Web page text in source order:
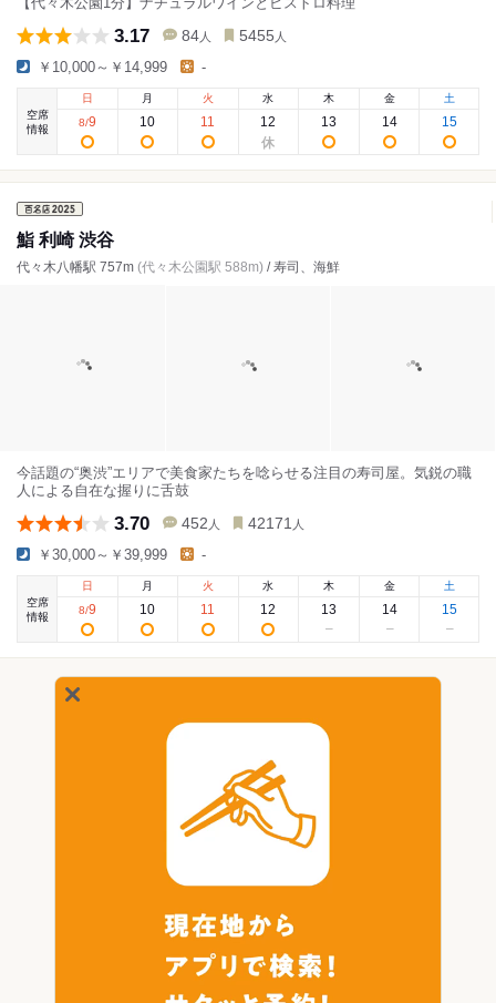
3.17 84 人 5455 人
￥10,000～￥14,999 -
空席
情報
日
8/9
月
10
火
11
水
12
木
13
金
14
土
15
鮨 利崎 渋谷
代々木八幡駅 757m (代々木公園駅 588m) / 寿司、海鮮
今話題の“奥渋”エリアで美食家たちを唸らせる注目の寿司屋。気鋭の職
人による自在な握りに舌鼓
3.70 452 人 42171 人
￥30,000～￥39,999 -
空席
情報
日
8/9
月
10
火
11
水
12
木
13
金
14
土
15